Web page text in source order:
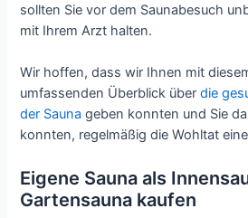
sollten Sie vor dem Saunabesuch
mit Ihrem Arzt halten.
Wir hoffen, dass wir Ihnen mit
umfassenden Überblick überdie
der Sauna geben konnten und Sie
konnten, regelmäßig die Wohltat
Eigene Sauna als
Gartensauna kaufen